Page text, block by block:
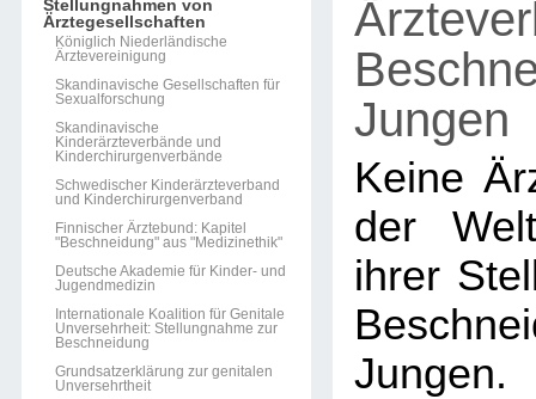
Stellungnahmen von
Ärztegesellschaften
Königlich Niederländische
Ärztevereinigung
Skandinavische Gesellschaften für
Sexualforschung
Skandinavische
Kinderärzteverbände und
Kinderchirurgenverbände
Schwedischer Kinderärzteverband
und Kinderchirurgenverband
Finnischer Ärztebund: Kapitel
"Beschneidung" aus "Medizinethik"
Deutsche Akademie für Kinder- und
Jugendmedizin
Internationale Koalition für Genitale
Unversehrheit: Stellungnahme zur
Beschneidung
Grundsatzerklärung zur genitalen
Unversehrtheit
Jungen
Keine
der
ihrer
Jungen.